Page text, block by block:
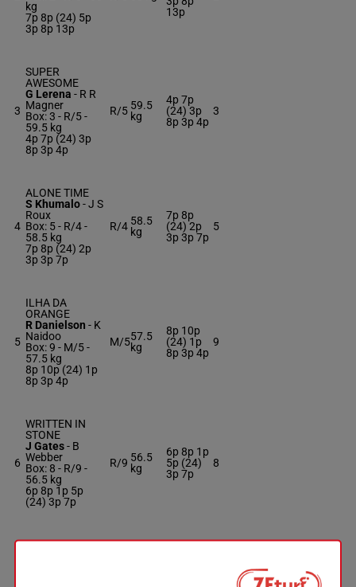
kg
7p 8p (24) 5p
3p 8p 13p
13p
3
SUPER
AWESOME
G Lerena - R R
Magner
Box: 3 - R/5 -
59.5 kg
4p 7p (24) 3p
8p 3p 4p
R/5 59.5
kg
4p 7p
(24) 3p
8p 3p 4p
3
4
ALONE TIME
S Khumalo-J S
Roux
Box: 5 - R/4 -
58.5 kg
7p 8p (24) 2p
3p 3p 7p
R/4 58.5
kg
7p 8p
(24) 2p
3p 3p 7p
5
5
ILHA DA
ORANGE
R Danielson - K
Naidoo
Box: 9 - M/5 -
57.5 kg
8p 10p (24) 1p
8p 3p 4p
M/557.5
kg
8p 10p
(24) 1p
8p 3p 4p
9
6
WRITTEN IN
STONE
J Gates- B
Webber
Box: 8 - R/9 -
56.5 kg
6p 8p 1p 5p
(24) 3p 7p
R/9 56.5
kg
6p 8p 1p
5p (24)
3p 7p
8
WESTERN